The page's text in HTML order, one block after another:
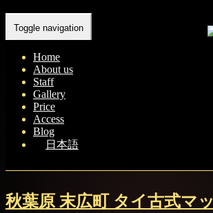
Toggle navigation
Home
About us
Staff
Gallery
Price
Access
Blog
日本語
Tag: 秋葉原タイマッサージ
Home - 秋葉原タイマッサージ
秋葉原 末広町 タイ古式マ